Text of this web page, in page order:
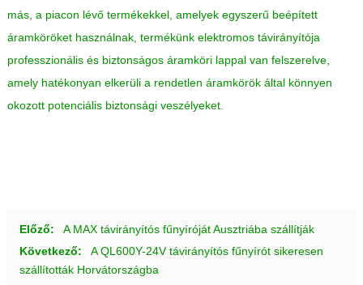
más, a piacon lévő termékekkel, amelyek egyszerű beépített
áramköröket használnak, termékünk elektromos távirányítója
professzionális és biztonságos áramköri lappal van felszerelve,
amely hatékonyan elkerüli a rendetlen áramkörök által könnyen
okozott potenciális biztonsági veszélyeket.
Előző:
A MAX távirányítós fűnyíróját Ausztriába szállítják
Következő:
A QL600Y-24V távirányítós fűnyírót sikeresen
szállították Horvátországba